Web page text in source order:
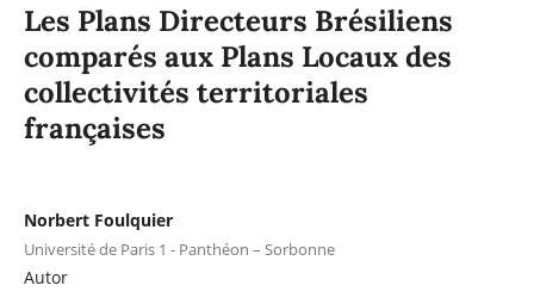
Les Plans Directeurs Brésiliens
comparés aux Plans Locaux des
collectivités territoriales
françaises
Norbert Foulquier
Université de Paris 1 - Panthéon – Sorbonne
Autor